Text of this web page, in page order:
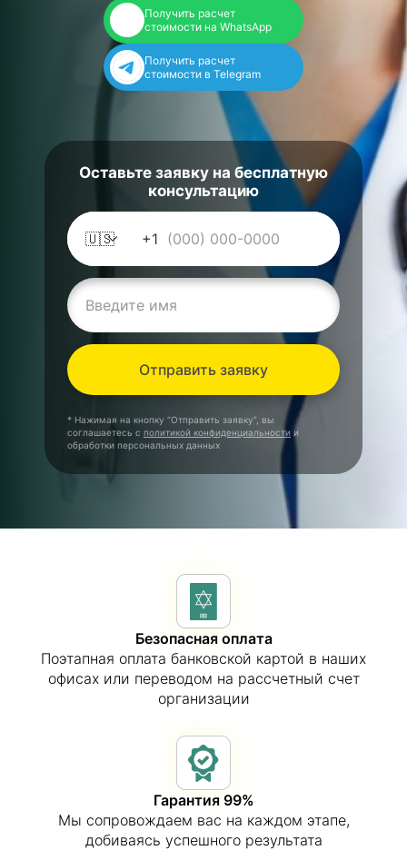
Получить расчет
стоимости на WhatsApp
Получить расчет
стоимости в Telegram
Оставьте заявку на бесплатную
консультацию
🇺🇸 +1
Отправить заявку
* Нажимая на кнопку “Отправить заявку”, вы
соглашаетесь с политикой конфиденциальности и
обработки персональных данных
Безопасная оплата
Поэтапная оплата банковской картой в наших
офисах или переводом на рассчетный счет
организации
Гарантия 99%
Мы сопровождаем вас на каждом этапе,
добиваясь успешного результата